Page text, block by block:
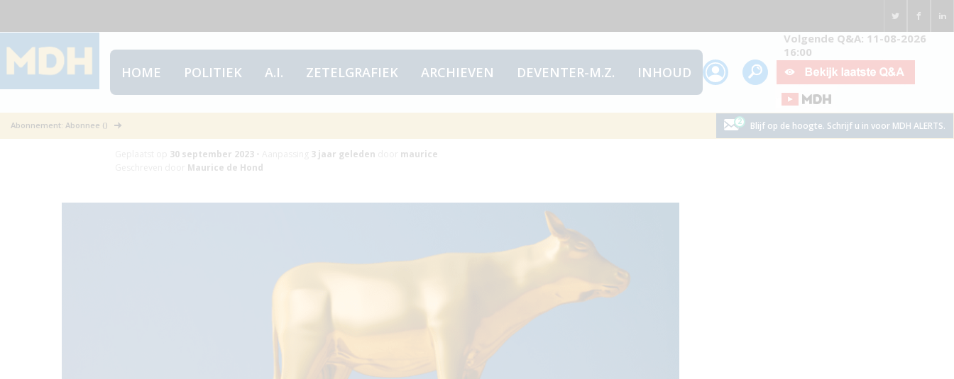
HOME POLITIEK A.I. ZETELGRAFIEK ARCHIEVEN DEVENTER-M.Z. INHOUD
Volgende Q&A: 11-08-2026
16:00
Abonnement: Abonnee () Blijf op de hoogte. Schrijf u in voor MDH ALERTS.
Nederland: model-dictatuur (2)
30 september 2023• 3 jaar geleden
maurice
Maurice de Hond